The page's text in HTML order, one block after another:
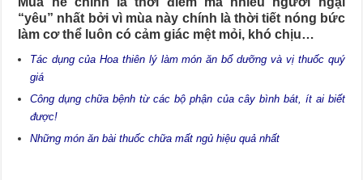
“yêu” nhất bởi vì mùa này chính là thời tiết nóng bức
làm cơ thể luôn có cảm giác mệt mỏi, khó chịu…
Tác dụng của Hoa thiên lý làm món ăn bổ dưỡng và vị thuốc quý
giá
Công dụng chữa bệnh từ các bộ phận của cây bình bát, ít ai biết
được!
Những món ăn bài thuốc chữa mất ngủ hiệu quả nhất